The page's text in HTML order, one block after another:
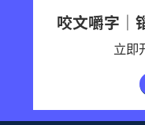
咬文嚼字｜
立即